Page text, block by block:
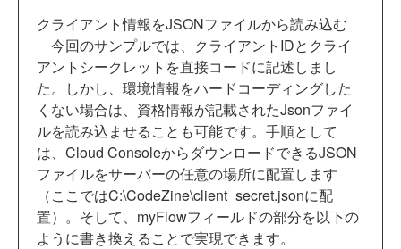
クライアント情報をJSONファイルから読み込む
今回のサンプルでは、クライアントIDとクライ
アントシークレットを直接コードに記述しまし
た。しかし、環境情報をハードコーディングした
くない場合は、資格情報が記載されたJsonファイ
ルを読み込ませることも可能です。手順として
は、Cloud ConsoleからダウンロードできるJSON
ファイルをサーバーの任意の場所に配置します
（ここではC:\CodeZine\client_secret.jsonに配
置）。そして、myFlowフィールドの部分を以下の
ように書き換えることで実現できます。